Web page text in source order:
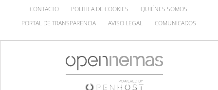
CONTACTO POLÍTICA DE COOKIES
QUIÉNES SOMOS
PORTAL DE TRANSPARENCIA
AVISO LEGAL COMUNICADOS